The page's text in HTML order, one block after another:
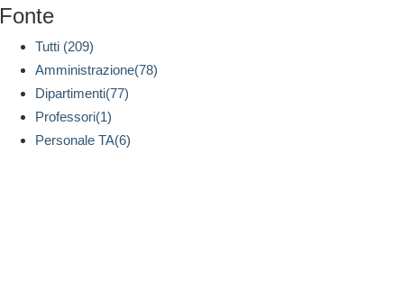
Fonte
Tutti (209)
Amministrazione(78)
Dipartimenti(77)
Professori(1)
Personale TA(6)